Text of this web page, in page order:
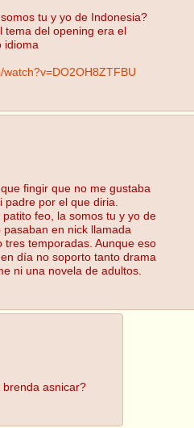
tu y yo de Indonesia?
tema del opening era el
idioma
fingir que no me gustaba
por el que diria.
feo, la somos tu y yo de
en nick llamada
tres temporadas. Aunque eso
día no soporto tanto drama
ni una novela de adultos.
asnicar?